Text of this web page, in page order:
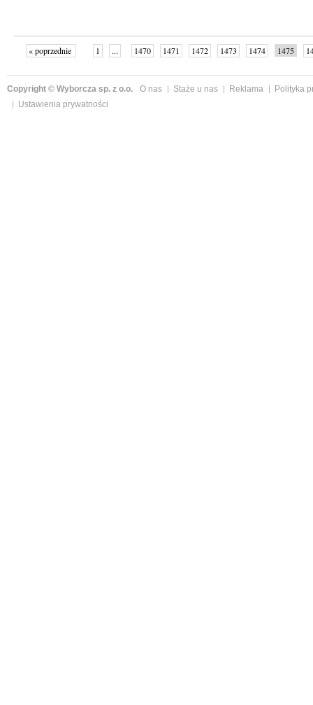
« poprzednie 1 ... 1470 1471 1472 1473 1474 1475
Copyright © Wyborcza sp. z o.o. O nas Staże u nas Reklama
Polityka
Ustawienia prywatności